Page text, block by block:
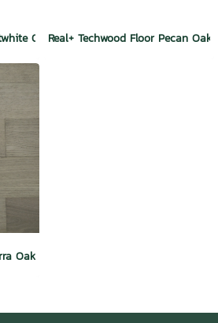
OakReal+ Techwood Floor Pecan Oak
Oak